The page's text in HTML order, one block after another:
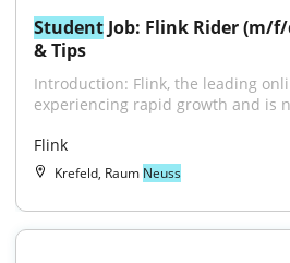
Student Job: Flink Rider (m/
& Tips
Introduction: Flink, the leading
experiencing rapid growth and is
Flink
Krefeld, Raum Neuss